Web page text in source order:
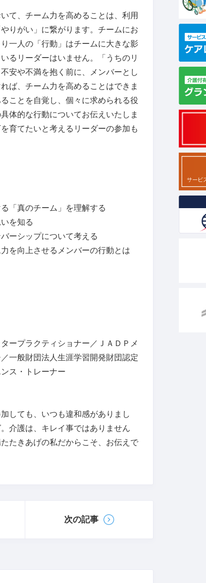
て、チーム力を高めることは、利用
りがい」に繋がります。チームにお
一人の「行動」はチームに大きな影
るリーダーはいません。「うちのリ
安や不満を抱く前に、メンバーとし
ば、チーム力を高めることはできま
ことを自覚し、個々に求められる役
体的な行動についてお伝えいたしま
育てたいと考えるリーダーの参加も
「真のチーム」を理解する
を知る
ーシップについて考える
を向上させるメンバーの行動とは
ープラクティショナー／ＪＡＤＰメ
一般財団法人生涯学習開発財団認定
ス・トレーナー
しても、いつも違和感がありまし
介護は、キレイ事ではありません
たきあげの私だからこそ、お伝えで
次の記事